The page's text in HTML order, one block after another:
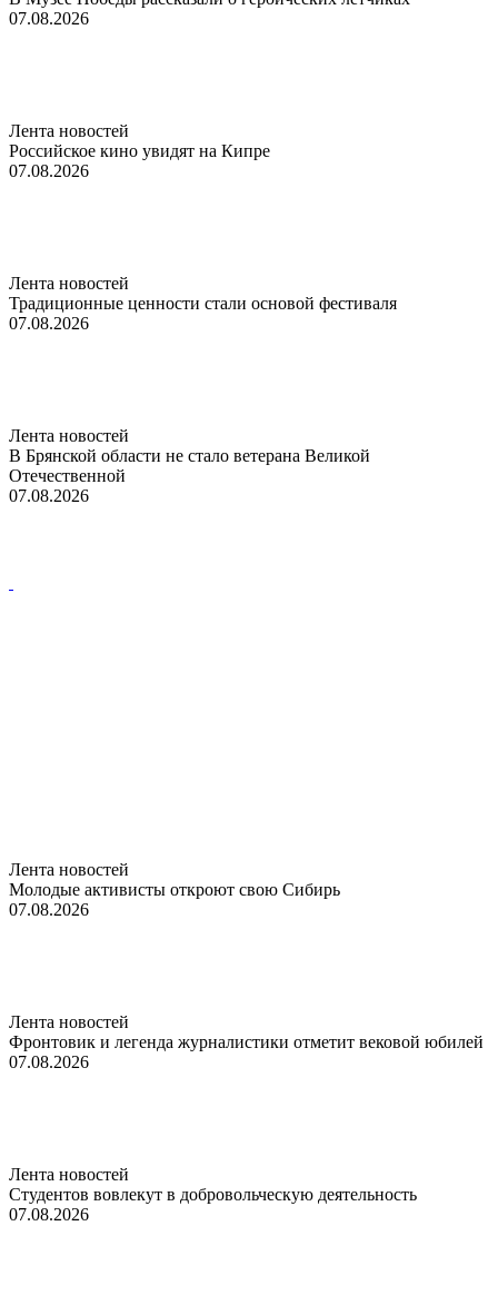
07.08.2026
Лента новостей
Российское кино увидят на Кипре
07.08.2026
Лента новостей
Традиционные ценности стали основой фестиваля
07.08.2026
Лента новостей
В Брянской области не стало ветерана Великой
Отечественной
07.08.2026
Лента новостей
Молодые активисты откроют свою Сибирь
07.08.2026
Лента новостей
Фронтовик и легенда журналистики отметит вековой юбилей
07.08.2026
Лента новостей
Студентов вовлекут в добровольческую деятельность
07.08.2026